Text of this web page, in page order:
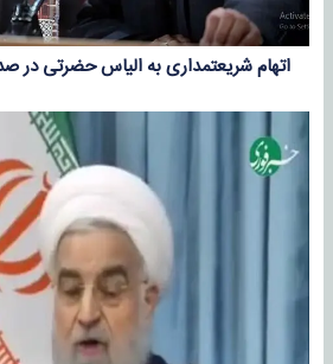
اتهام شریعتمداری به الیاس حضرتی در